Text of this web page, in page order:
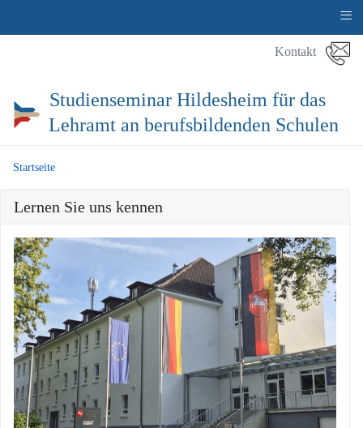
Kontakt
Studienseminar Hildesheim für das
Lehramt an berufsbildenden Schulen
Startseite
Lernen Sie uns kennen
≡